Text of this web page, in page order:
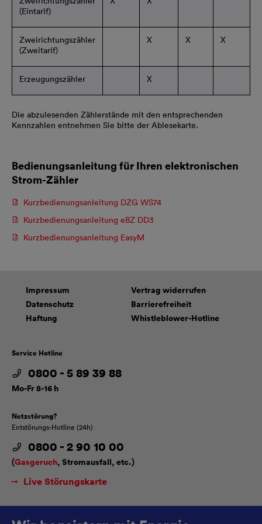
(Eintarif)
Zweirichtungszähler
(Zweitarif)
X X X
Erzeugungszähler X
Die abzulesenden Zählerstände mit den entsprechenden
Kennzahlen entnehmen Sie bitte der Ablesekarte.
Bedienungsanleitung für Ihren elektronischen
Strom-Zähler
Kurzbedienungsanleitung DZG WS74
Kurzbedienungsanleitung eBZ DD3
Kurzbedienungsanleitung EasyM
Vertrag widerrufen
Barrierefreiheit
Whistleblower-Hotline
Impressum
Datenschutz
Haftung
Service Hotline
0800 - 5 89 39 88
Mo-Fr 8-16 h
Netzstörung?
Entstörungs-Hotline (24h)
0800 - 2 90 10 00
(Gasgeruch, Stromausfall, etc.)
Live Störungskarte